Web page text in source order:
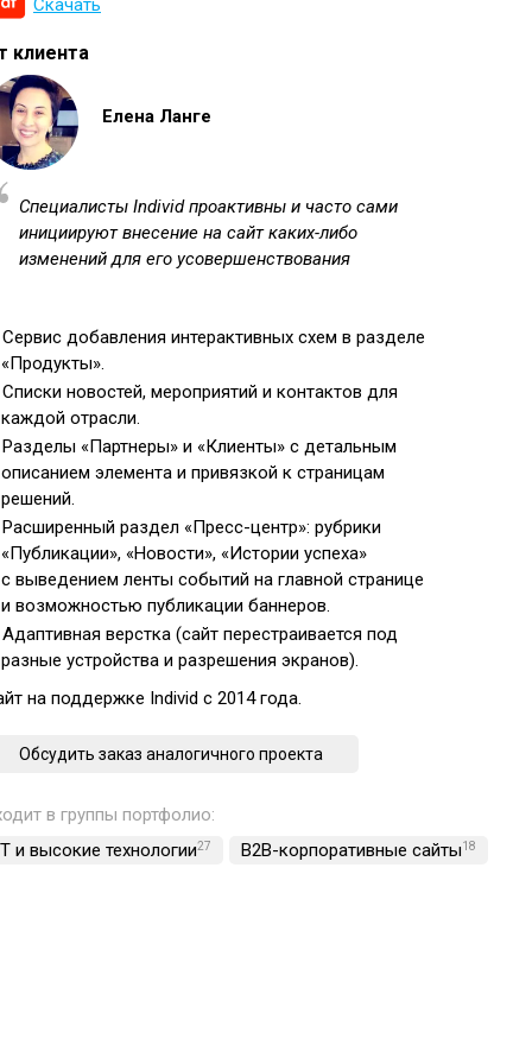
Скачать
клиента
Елена Ланге
Специалисты Individ проактивны и часто сами
инициируют внесение на сайт каких-либо
изменений для его усовершенствования
Сервис добавления интерактивных схем в разделе
«Продукты».
Списки новостей, мероприятий и контактов для
каждой отрасли.
Разделы «Партнеры» и «Клиенты» с детальным
описанием элемента и привязкой к страницам
решений.
Расширенный раздел «Пресс-центр»: рубрики
«Публикации», «Новости», «Истории успеха»
с выведением ленты событий на главной странице
и возможностью публикации баннеров.
Адаптивная верстка (сайт перестраивается под
разные устройства и разрешения экранов).
на поддержке Individ с 2014 года.
Обсудить заказ аналогичного проекта
в группы портфолио:
и высокие технологии27 B2B-корпоративные сайты18